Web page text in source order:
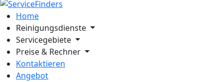
Home
Reinigungsdienste
Servicegebiete
Preise & Rechner
Kontaktieren
Angebot